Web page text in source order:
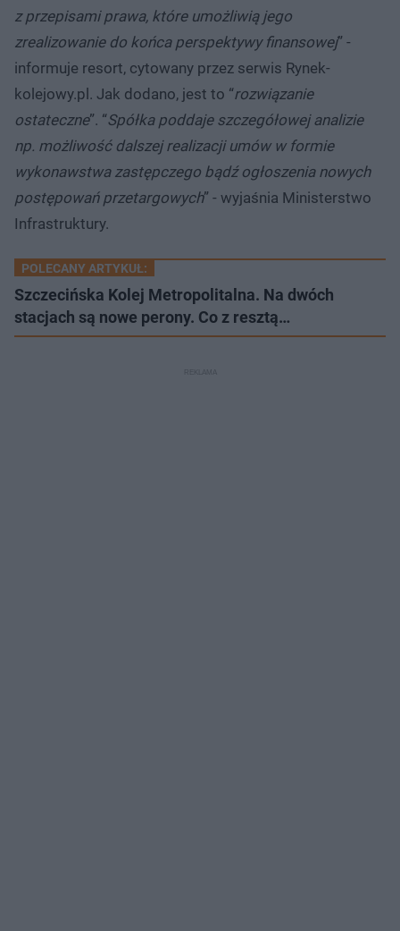
z przepisami prawa, które umożliwią jego
zrealizowanie do końca perspektywy finansowej” -
informuje resort, cytowany przez serwis Rynek-
kolejowy.pl. Jak dodano, jest to “rozwiązanie
ostateczne”. “Spółka poddaje szczegółowej analizie
np. możliwość dalszej realizacji umów w formie
wykonawstwa zastępczego bądź ogłoszenia nowych
postępowań przetargowych” - wyjaśnia Ministerstwo
Infrastruktury.
POLECANY ARTYKUŁ:
Szczecińska Kolej Metropolitalna. Na dwóch
stacjach są nowe perony. Co z resztą…